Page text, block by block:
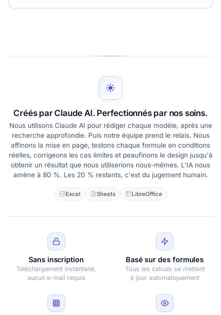
Créés par Claude AI. Perfectionnés par nos soins.
Nous utilisons Claude AI pour rédiger chaque modèle, après une
recherche approfondie. Puis notre équipe prend le relais. Nous
affinons la mise en page, testons chaque formule en conditions
réelles, corrigeons les cas limites et peaufinons le design jusqu'à
obtenir un résultat que nous utiliserions nous-mêmes. L'IA nous
amène à 80 %. Les 20 % restants, c'est du jugement humain.
Excel Sheets LibreOffice
Sans inscription
Téléchargement instantané,
aucun e-mail requis
Basé sur des formules
Tous les calculs se mettent
à jour automatiquement